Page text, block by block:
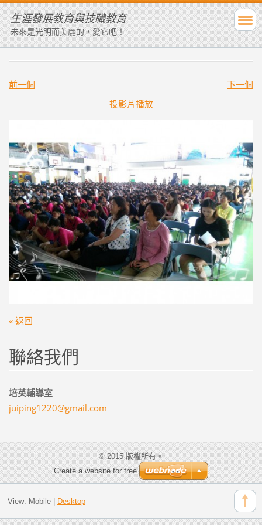
生涯發展教育與技職教育
未來是光明而美麗的，愛它吧！
前一個
下一個
投影片播放
« 返回
聯絡我們
培英輔導室
juiping1 220@gmail.com
© 2015 版權所有。
Create a website for free
View: Mobile| Desktop